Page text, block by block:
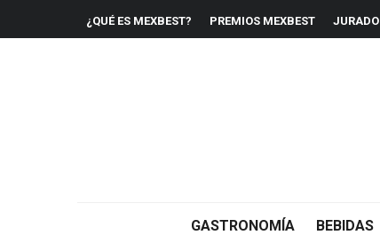
¿QUÉ ES MEXBEST? PREMIOS MEXBEST JURADO
GASTRONOMÍA BEBIDAS